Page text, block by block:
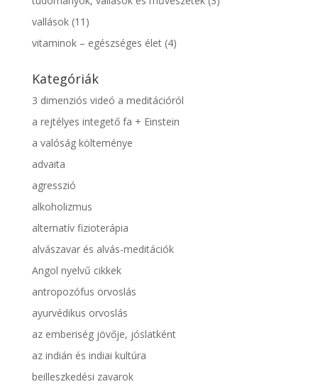
vallások(11)
vitaminok – egészséges élet(4)
Kategóriák
3 dimenziós videó a meditációról
a rejtélyes integető fa + Einstein
a valóság költeménye
advaita
agresszió
alkoholizmus
alternatív fizioterápia
alvászavar és alvás-meditációk
Angol nyelvű cikkek
antropozófus orvoslás
ayurvédikus orvoslás
az emberiség jövője, jóslatként
az indián és indiai kultúra
beilleszkedési zavarok